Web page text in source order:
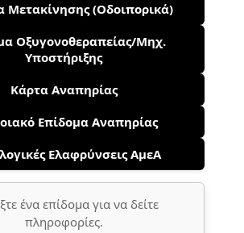
Μετακίνησης (Οδοιπορικά)
Οξυγονοθεραπείας/Μηχ.
Υποστήριξης
Κάρτα Αναπηρίας
Επίδομα Αναπηρίας
Ελαφρύνσεις ΑμεΑ
ένα επίδομα για να δείτε
πληροφορίες.